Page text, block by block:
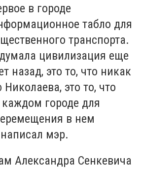
в городе
табло для
транспорта.
цивилизация еще
назад, это то, что никак
это то, что
городе для
в нем
мэр.
Александра Сенкевича